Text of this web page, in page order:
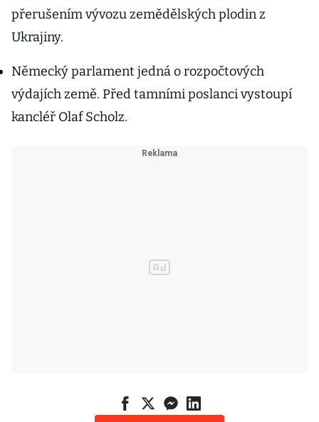
přerušením vývozu zemědělských plodin z
Ukrajiny.
Německý parlament jedná o rozpočtových
výdajích země. Před tamními poslanci vystoupí
kancléř Olaf Scholz.